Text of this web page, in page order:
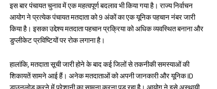
इस बार पंचायत चुनाव में एक महत्वपूर्ण बदलाव भी किया गया है। राज्य निर्वाचन
आयोग ने प्रत्येक पंचायत मतदाता को 9 अंकों का एक यूनिक पहचान नंबर जारी
किया है। इसका उद्देश्य मतदाता पहचान प्रक्रिया को अधिक व्यवस्थित बनाना और
डुप्लीकेट प्रविष्टियों पर रोक लगाना है।
हालांकि, मतदाता सूची जारी होने के बाद कई जिलों से तकनीकी समस्याओं की
शिकायतें सामने आई हैं। अनेक मतदाताओं को अपनी जानकारी और यूनिक ID